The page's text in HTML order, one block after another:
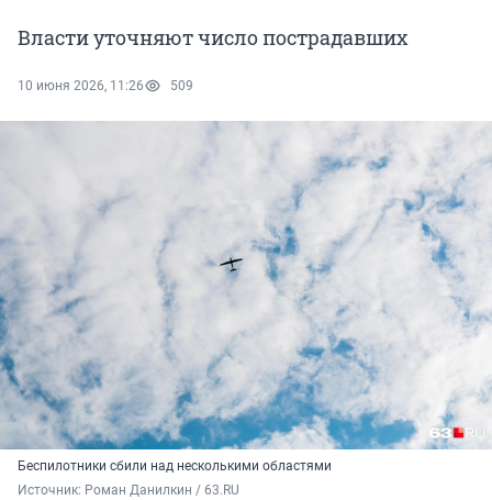
Власти уточняют число пострадавших
10 июня 2026, 11:26 509
Беспилотники сбили над несколькими областями
Источник: Роман Данилкин / 63.RU